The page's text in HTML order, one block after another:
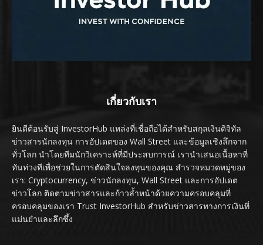
เกี่ยวกับเรา
ยินดีต้อนรับสู่ InvestorHub แหล่งที่เชื่อถือได้สำหรับสกุลเงินดิจิทัล
ข่าวสารนักลงทุน การอัปเดตของ Wall Street และข้อมูลเชิงลึกจาก
ทั่วโลก นำโดยทีมนักวิเคราะห์ที่มีประสบการณ์ เรานำเสนอเนื้อหาที่
ทันท่วงทีเพื่อช่วยในการตัดสินใจลงทุนของคุณ สำรวจหมวดหมู่ของ
เรา: Cryptocurrency, ข่าวนักลงทุน, Wall Street และการอัปเดต
ข่าวโลก ติดตามข่าวสารและก้าวล้ำหน้าด้วยความครอบคลุมที่
ครอบคลุมของเรา Trust InvestorHub สำหรับข่าวสารทางการเงินที่
แม่นยำและลึกซึ้ง